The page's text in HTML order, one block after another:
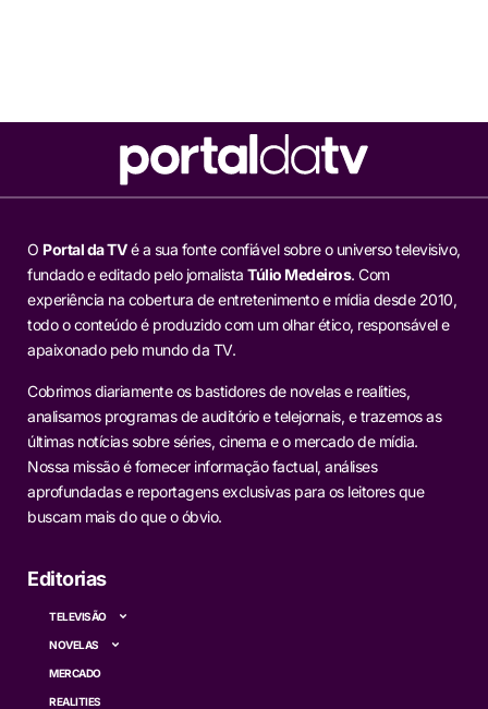
O Portal da TVé a sua fonte confiável sobre o universo televisivo,
fundado e editado pelo jornalista Túlio Medeiros. Com
experiência na cobertura de entretenimento e mídia desde 2010,
todo o conteúdo é produzido com um olhar ético, responsável e
apaixonado pelo mundo da TV.
Cobrimos diariamente os bastidores de novelas e realities,
analisamos programas de auditório e telejornais, e trazemos as
últimas notícias sobre séries, cinema e o mercado de mídia.
Nossa missão é fornecer informação factual, análises
aprofundadas e reportagens exclusivas para os leitores que
buscam mais do que o óbvio.
Editorias
TELEVISÃO
NOVELAS
MERCADO
REALITIES